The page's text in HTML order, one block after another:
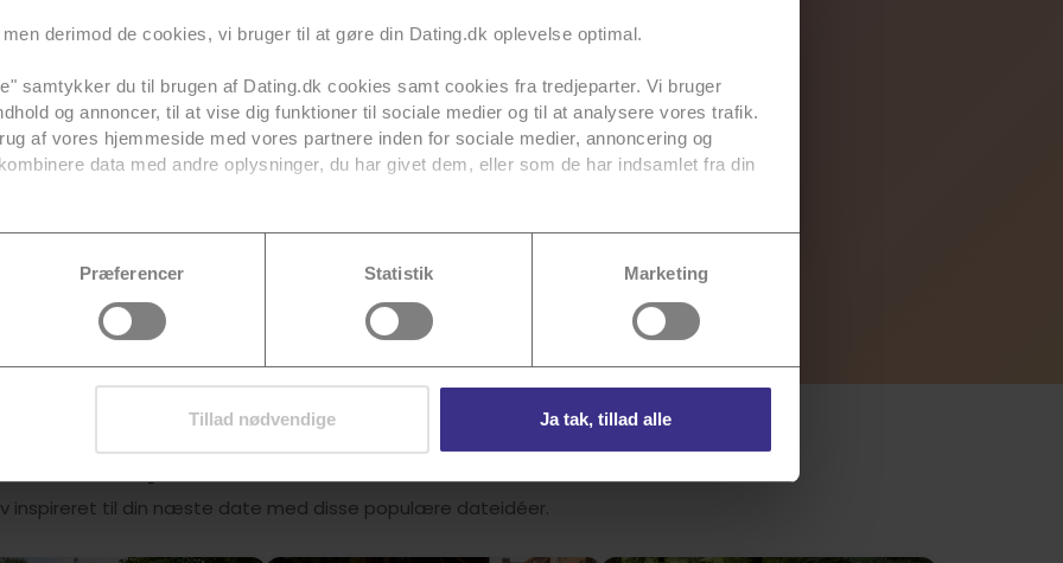
derimod de cookies, vi bruger til at gøre din Dating.dk oplevelse optimal.
samtykker du til brugen af Dating.dk cookies samt cookies fra tredjeparter. Vi bruger
og annoncer, til at vise dig funktioner til sociale medier og til at analysere vores trafik.
af vores hjemmeside med vores partnere inden for sociale medier, annoncering og
data med andre oplysninger, du har givet dem, eller som de har indsamlet fra din
dit samtykke, som beskrevet i vores
cookiepolitik. Se også vores persondatapolitik
Præferencer Statistik Marketing
Tillad nødvendige Ja tak, tillad alle
med en snak om pizza uden
Populære dateidéer
inspireret til din næste date med disse populære dateidéer.